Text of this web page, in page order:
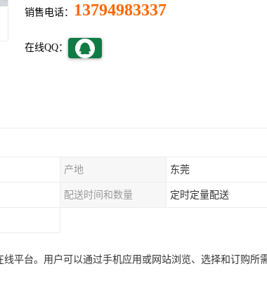
销售电话： 13794983337
在线QQ：
产地 东莞
配送时间和数量 定时定量配送
平台。用户可以通过手机应用或网站浏览、选择和订购所